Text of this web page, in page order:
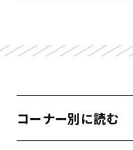
コーナー別に読む